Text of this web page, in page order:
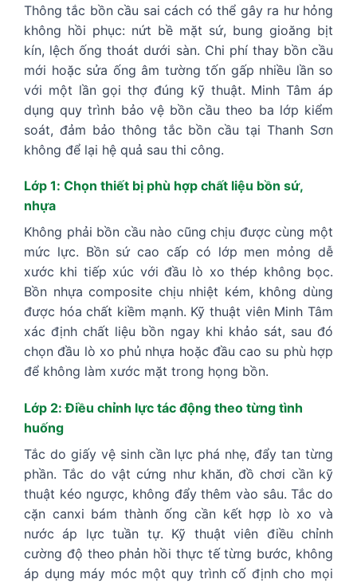
Thông tắc bồn cầu sai cách có thể gây ra hư hỏng
không hồi phục: nứt bề mặt sứ, bung gioăng bịt
kín, lệch ống thoát dưới sàn. Chi phí thay bồn cầu
mới hoặc sửa ống âm tường tốn gấp nhiều lần so
với một lần gọi thợ đúng kỹ thuật. Minh Tâm áp
dụng quy trình bảo vệ bồn cầu theo ba lớp kiểm
soát, đảm bảo thông tắc bồn cầu tại Thanh Sơn
không để lại hệ quả sau thi công.
Lớp 1: Chọn thiết bị phù hợp chất liệu bồn sứ,
nhựa
Không phải bồn cầu nào cũng chịu được cùng một
mức lực. Bồn sứ cao cấp có lớp men mỏng dễ
xước khi tiếp xúc với đầu lò xo thép không bọc.
Bồn nhựa composite chịu nhiệt kém, không dùng
được hóa chất kiềm mạnh. Kỹ thuật viên Minh Tâm
xác định chất liệu bồn ngay khi khảo sát, sau đó
chọn đầu lò xo phủ nhựa hoặc đầu cao su phù hợp
để không làm xước mặt trong họng bồn.
Lớp 2: Điều chỉnh lực tác động theo từng tình
huống
Tắc do giấy vệ sinh cần lực phá nhẹ, đẩy tan từng
phần. Tắc do vật cứng như khăn, đồ chơi cần kỹ
thuật kéo ngược, không đẩy thêm vào sâu. Tắc do
cặn canxi bám thành ống cần kết hợp lò xo và
nước áp lực tuần tự. Kỹ thuật viên điều chỉnh
cường độ theo phản hồi thực tế từng bước, không
áp dụng máy móc một quy trình cố định cho mọi